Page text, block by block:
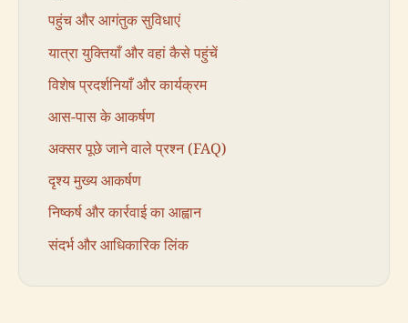
पहुंच और आगंतुक सुविधाएं
यात्रा युक्तियाँ और वहां कैसे पहुंचें
विशेष प्रदर्शनियाँ और कार्यक्रम
आस-पास के आकर्षण
अक्सर पूछे जाने वाले प्रश्न (FAQ)
दृश्य मुख्य आकर्षण
निष्कर्ष और कार्रवाई का आह्वान
संदर्भ और आधिकारिक लिंक